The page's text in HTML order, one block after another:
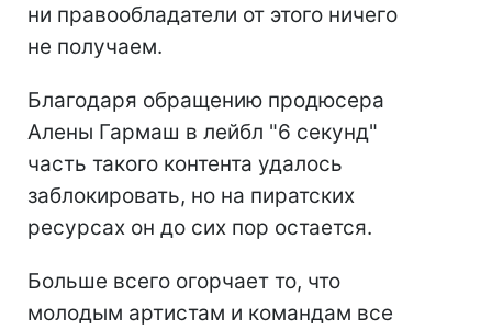
ни правообладатели от этого ничего
не получаем.
Благодаря обращению продюсера
Алены Гармаш в лейбл "6 секунд"
часть такого контента удалось
заблокировать, но на пиратских
ресурсах он до сих пор остается.
Больше всего огорчает то, что
молодым артистам и командам все